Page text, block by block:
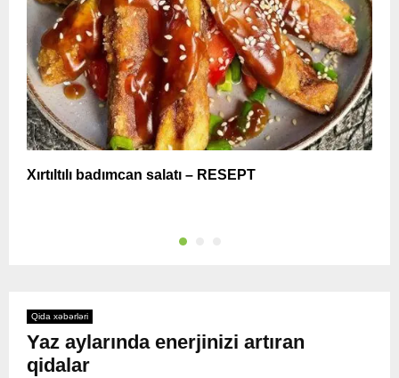
Xırtıltılı badımcan salatı – RESEPT
Qida xəbərləri
Yaz aylarında enerjinizi artıran
qidalar